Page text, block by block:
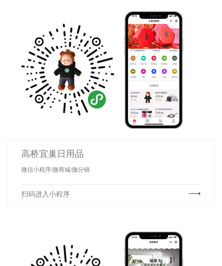
高桥宜巢日用品
微信小程序/微商城/微分销
扫码进入小程序